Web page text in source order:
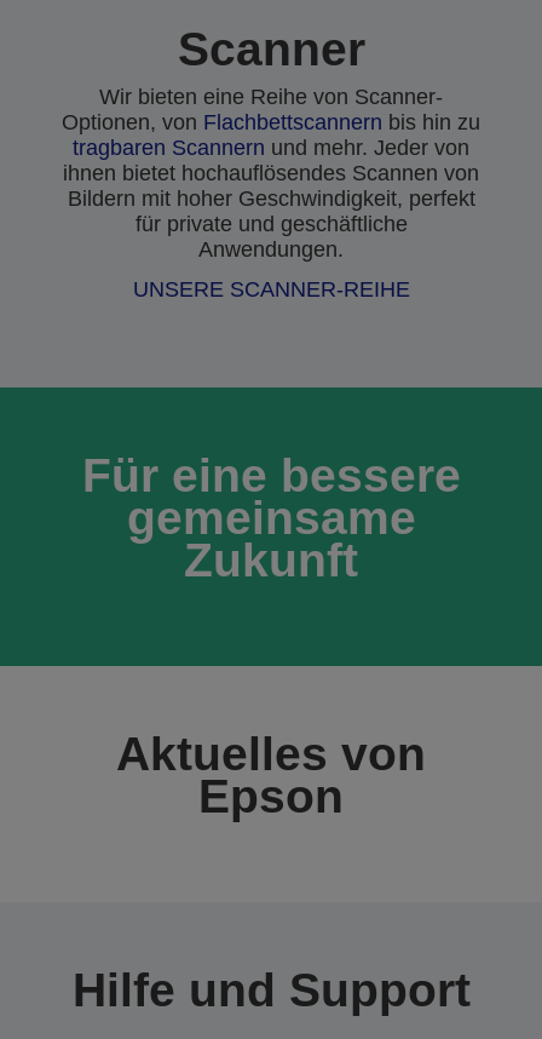
Scanner
Wir bieten eine Reihe von Scanner-
Optionen, von Flachbettscannern bis hin zu
tragbaren Scannern und mehr. Jeder von
ihnen bietet hochauflösendes Scannen von
Bildern mit hoher Geschwindigkeit, perfekt
für private und geschäftliche
Anwendungen.
UNSERE SCANNER-REIHE
Für eine bessere
gemeinsame
Zukunft
Aktuelles von
Epson
Hilfe und Support